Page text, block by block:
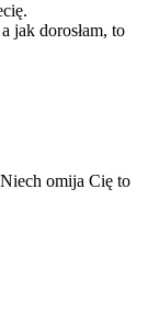
jak dorosłam, to
omija Cię to